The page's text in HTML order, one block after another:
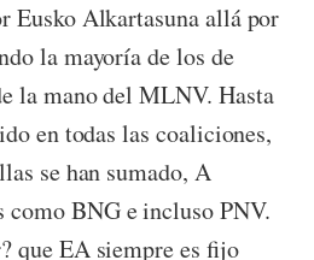
Eusko Alkartasuna allá por
la mayoría de los de
la mano del MLNV. Hasta
en todas las coaliciones,
se han sumado, A
como BNG e incluso PNV.
que EA siempre es fijo